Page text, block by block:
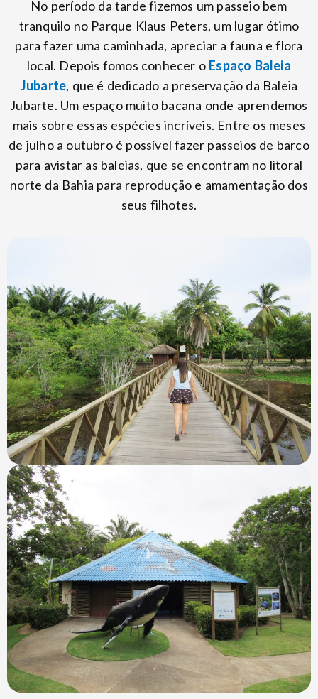
No período da tarde fizemos um passeio bem
tranquilo no Parque Klaus Peters, um lugar ótimo
para fazer uma caminhada, apreciar a fauna e flora
local. Depois fomos conhecer o Espaço Baleia
Jubarte, que é dedicado a preservação da Baleia
Jubarte. Um espaço muito bacana onde aprendemos
mais sobre essas espécies incríveis. Entre os meses
de julho a outubro é possível fazer passeios de barco
para avistar as baleias, que se encontram no litoral
norte da Bahia para reprodução e amamentação dos
seus filhotes.